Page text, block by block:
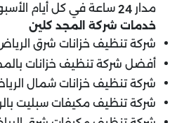
مدار 24 ساعة في كل أيام
خدمات شركة المجد كلين
شركة تنظيف خزانات شرق
أفضل شركة تنظيف خزانات
شركة تنظيف خزانات شمال
شركة تنظيف مكيفات سبليت